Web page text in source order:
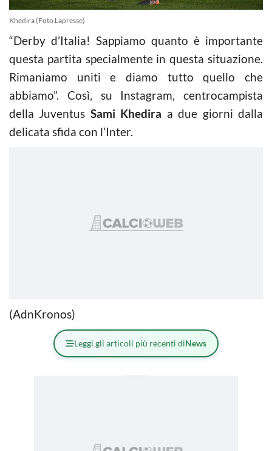
Khedira (Foto Lapresse)
“Derby d’Italia! Sappiamo quanto è importante
questa partita specialmente in questa situazione.
Rimaniamo uniti e diamo tutto quello che
abbiamo”. Così, su Instagram, centrocampista
della Juventus Sami Khedira a due giorni dalla
delicata sfida con l’Inter.
(AdnKronos)
Leggi gli articoli più recenti diNews